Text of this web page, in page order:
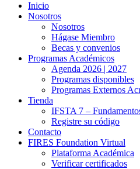
Inicio
Nosotros
Nosotros
Hágase Miembro
Becas y convenios
Programas Académicos
Agenda 2026 | 2027
Programas disponibles
Programas Externos
Tienda
IFSTA 7 –
Registre su código
Contacto
FIRES Foundation Virtual
Plataforma Académica
Verificar certificados